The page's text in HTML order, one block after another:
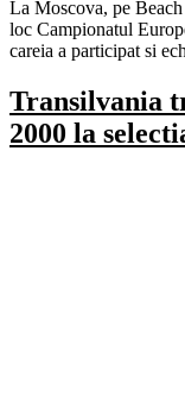
La Moscova, pe
loc Campionatul
careia a participat si
Transilvania
2000 la